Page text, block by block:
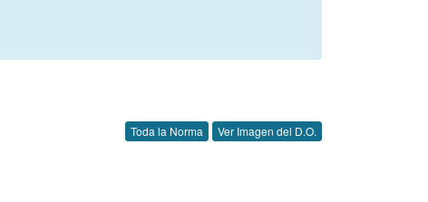
Toda la Norma Ver Imagen del D.O.